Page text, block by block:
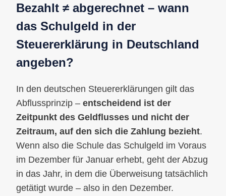
Bezahlt ≠ abgerechnet – wann
das Schulgeld in der
Steuererklärung in Deutschland
angeben?
In den deutschen Steuererklärungen gilt das
Abflussprinzip – entscheidend ist der
Zeitpunkt des Geldflusses und nicht der
Zeitraum, auf den sich die Zahlung bezieht.
Wenn also die Schule das Schulgeld im Voraus
im Dezember für Januar erhebt, geht der Abzug
in das Jahr, in dem die Überweisung tatsächlich
getätigt wurde – also in den Dezember.